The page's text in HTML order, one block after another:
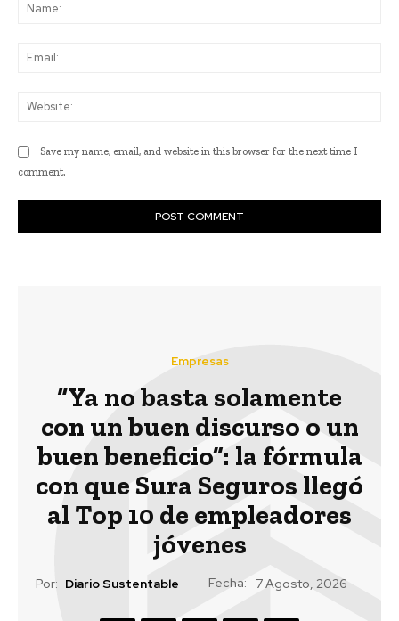
Save my name, email, and website in this browser for the next time I
comment.